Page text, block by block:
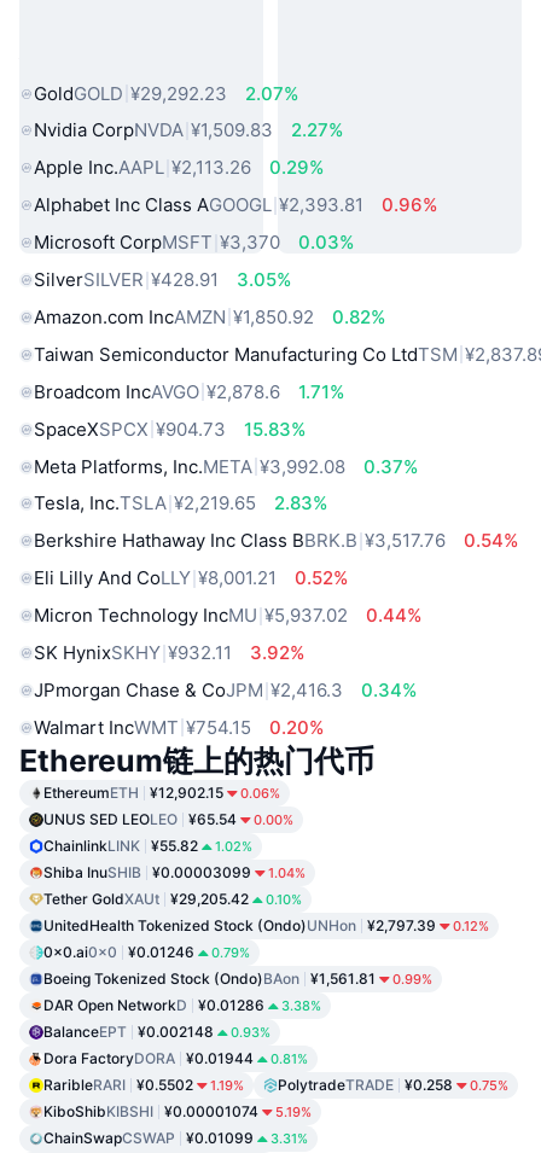
GoldGOLD ¥29,292.23
2.07%
Nvidia CorpNVDA ¥1,509.83
2.27%
Apple Inc.AAPL ¥2,113.26
0.29%
Alphabet Inc Class AGOOGL ¥2,393.81
0.96%
Microsoft CorpMSFT ¥3,370
0.03%
SilverSILVER ¥428.91
3.05%
Amazon.com IncAMZN ¥1,850.92
0.82%
Taiwan Semiconductor Manufacturing Co LtdTSM
Broadcom IncAVGO ¥2,878.6
1.71%
SpaceXSPCX ¥904.73
15.83%
Meta Platforms, Inc.META ¥3,992.08
0.37%
Tesla, Inc.TSLA ¥2,219.65
2.83%
Berkshire Hathaway Inc Class BBRK.B ¥3,517.76
0.54%
Eli Lilly And CoLLY ¥8,001.21
0.52%
Micron Technology IncMU ¥5,937.02
0.44%
SK HynixSKHY ¥932.11
3.92%
JPmorgan Chase & CoJPM ¥2,416.3
0.34%
Walmart IncWMT ¥754.15 0.20%
Ethereum链上的热门代币
EthereumETH ¥12,902.15 0.06%
UNUS SED LEOLEO ¥65.54 0.00%
ChainlinkLINK ¥55.82 1.02%
Shiba InuSHIB ¥0.00003099 1.04%
Tether GoldXAUt ¥29,205.42 0.10%
UnitedHealth Tokenized Stock (Ondo)UNHon ¥2,797.39 0.12%
0x0.ai0x0 ¥0.01246 0.79%
Boeing Tokenized Stock (Ondo)BAon ¥1,561.81 0.99%
DAR Open NetworkD ¥0.01286 3.38%
BalanceEPT ¥0.002148 0.93%
Dora FactoryDORA ¥0.01944 0.81%
RaribleRARI ¥0.5502 1.19% PolytradeTRADE ¥0.258 0.75%
KiboShibKIBSHI ¥0.00001074 5.19%
ChainSwapCSWAP ¥0.01099 3.31%